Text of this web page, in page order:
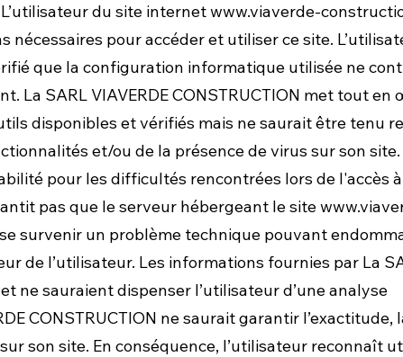
du site internetwww.viaverde-
pour accéder et utiliser ce site.
que la configuration informatique utilisée ne
La SARL VIAVERDE CONSTRUCTION met tout
disponibles et vérifiés mais ne saurait être tenu
et/ou de la présence de virus sur son site.
pour les difficultés rencontrées lors de l'accès
pas que le serveur hébergeant le site
survenir un problème technique pouvant
de l’utilisateur. Les informations fournies par La
ne sauraient dispenser l’utilisateur d’une analyse
CONSTRUCTION ne saurait garantir l’exactitude,
son site. En conséquence, l’utilisateur reconnaît